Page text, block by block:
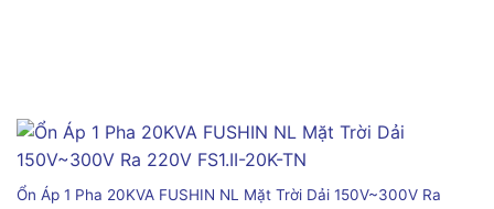
Ổn Áp 1 Pha 20KVA FUSHIN NL Mặt Trời Dải 150V~300V Ra